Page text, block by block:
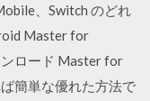
、Switch のどれ
Master for
ロード Master for
簡単な優れた方法で